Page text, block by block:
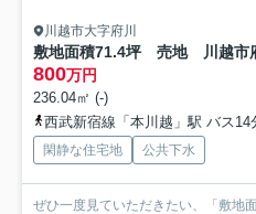
川越市大字府川
敷地面積71.4坪 売地 川越市
800万円
236.04㎡ (-)
西武新宿線「本川越」駅 バス
閑静な住宅地 公共下水
ぜひ一度見ていただきたい、「敷